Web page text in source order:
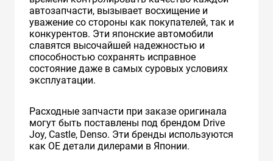
автозапчасти, вызывает восхищение и
уважение со стороны как покупателей, так и
конкурентов. Эти японские автомобили
славятся высочайшей надежностью и
способностью сохранять исправное
состояние даже в самых суровых условиях
эксплуатации.
Расходные запчасти при заказе оригинала
могут быть поставлены под брендом Drive
Joy, Castle, Denso. Эти бренды используются
как ОЕ детали дилерами в Японии.